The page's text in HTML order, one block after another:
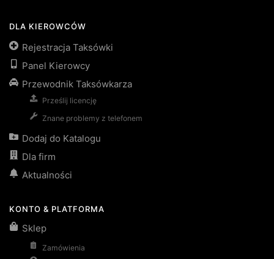
DLA KIEROWCÓW
Rejestracja Taksówki
Panel Kierowcy
Przewodnik Taksówkarza
Prześlij licencję
Znane problemy z telefonem
Dodaj do Katalogu
Dla firm
Aktualności
KONTO & PLATFORMA
Sklep
Zamówienia